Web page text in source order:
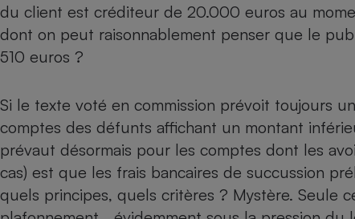
du client est créditeur de 20.000 euros au
dont on peut raisonnablement penser que le
510 euros ?
Si le texte voté en commission prévoit toujours
comptes des défunts affichant un montant
prévaut désormais pour les comptes dont les
cas) est que les frais bancaires de succussion
quels principes, quels critères ? Mystère. Seule
Climatiseur -
Ventilateur
Antivirus